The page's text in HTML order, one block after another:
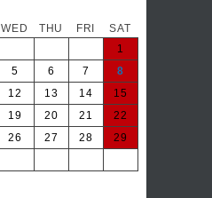
WED THU FRI
SAT
1
5 6 7
8
12 13 14
15
19 20 21
22
26 27 28
29